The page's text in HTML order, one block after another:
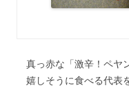
真っ赤な「激辛！ペヤ
嬉しそうに食べる代表